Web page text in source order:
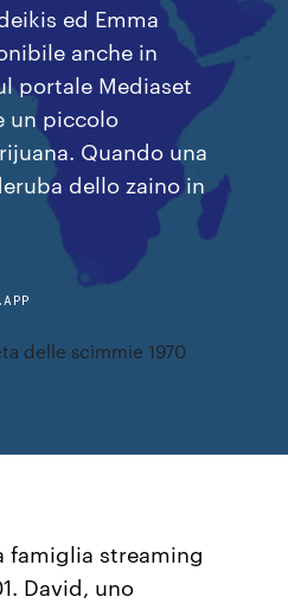
ed Emma
anche in
portale Mediaset
un piccolo
Quando una
dello zaino in
delle scimmie 1970
famiglia streaming
David, uno